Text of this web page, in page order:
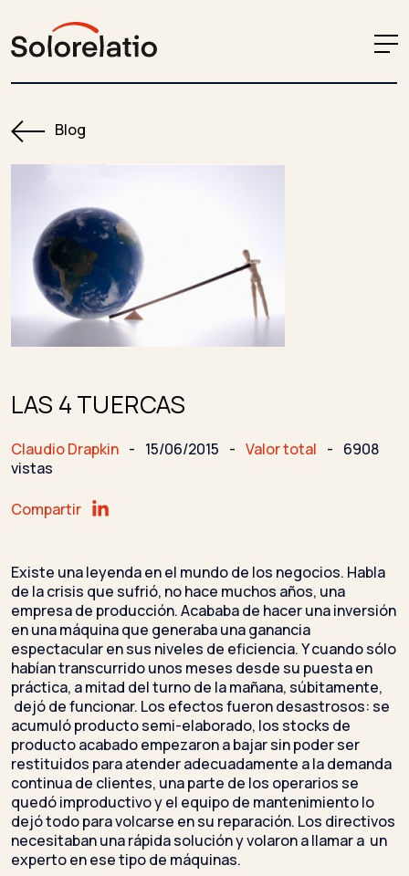
Blog
LAS 4 TUERCAS
Claudio Drapkin - 15/06/2015 - Valor total - 6908
vistas
Compartir
Existe una leyenda en el mundo de los negocios. Habla
de la crisis que sufrió, no hace muchos años, una
empresa de producción. Acababa de hacer una inversión
en una máquina que generaba una ganancia
espectacular en sus niveles de eficiencia. Y cuando sólo
habían transcurrido unos meses desde su puesta en
práctica, a mitad del turno de la mañana, súbitamente,
dejó de funcionar. Los efectos fueron desastrosos: se
acumuló producto semi-elaborado, los stocks de
producto acabado empezaron a bajar sin poder ser
restituidos para atender adecuadamente a la demanda
continua de clientes, una parte de los operarios se
quedó improductivo y el equipo de mantenimiento lo
dejó todo para volcarse en su reparación. Los directivos
necesitaban una rápida solución y volaron a llamar a un
experto en ese tipo de máquinas.